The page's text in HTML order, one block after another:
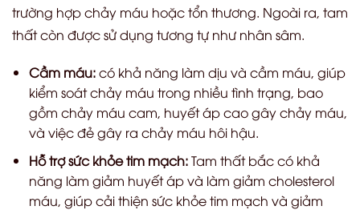
trường hợp chảy máu hoặc tổn thương. Ngoài ra, tam
thất còn được sử dụng tương tự như nhân sâm.
Cầm máu:có khả năng làm dịu và cầm máu, giúp
kiểm soát chảy máu trong nhiều tình trạng, bao
gồm chảy máu cam, huyết áp cao gây chảy máu,
và việc đẻ gây ra chảy máu hôi hậu.
Hỗ trợ sức khỏe tim mạch:Tam thất bắc có khả
năng làm giảm huyết áp và làm giảm cholesterol
máu, giúp cải thiện sức khỏe tim mạch và giảm